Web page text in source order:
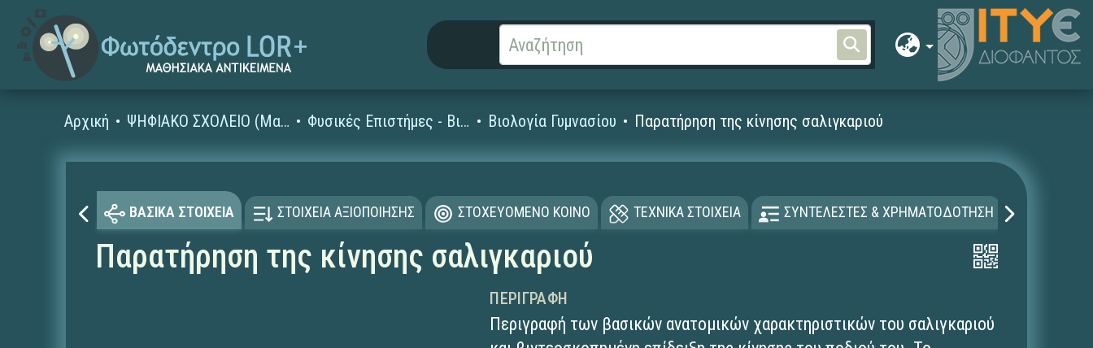
Αρχική ΨΗΦΙΑΚΟ ΣΧΟΛΕΙΟ (Μαθησιακά Αντικείμενα) Φυσικές Επιστήμες - Βιολογία Βιολογία Γυμνασίου Παρατήρηση της κίνησης σαλιγκαριού
ΒΑΣΙΚΑ ΣΤΟΙΧΕΙΑ ΣΤΟΙΧΕΙΑ ΑΞΙΟΠΟΙΗΣΗΣ ΣΤΟΧΕΥΟΜΕΝΟ ΚΟΙΝΟ ΤΕΧΝΙΚΑ ΣΤΟΙΧΕΙΑ ΣΥΝΤΕΛΕΣΤΕΣ & ΧΡΗΜΑΤΟΔΟΤΗΣΗ
Παρατήρηση της κίνησης σαλιγκαριού
ΠΕΡΙΓΡΑΦΉ
Περιγραφή των βασικών ανατομικών χαρακτηριστικών του σαλιγκαριού